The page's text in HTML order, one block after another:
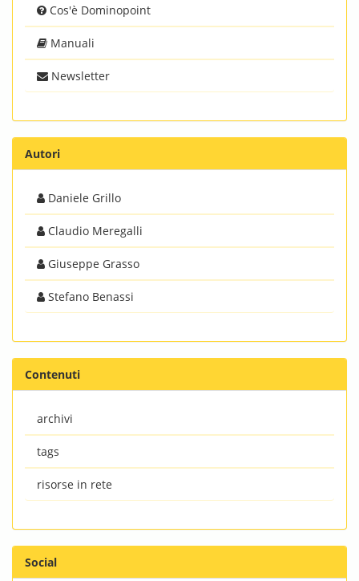
Cos'è Dominopoint
Manuali
Newsletter
Autori
Daniele Grillo
Claudio Meregalli
Giuseppe Grasso
Stefano Benassi
Contenuti
archivi
tags
risorse in rete
Social